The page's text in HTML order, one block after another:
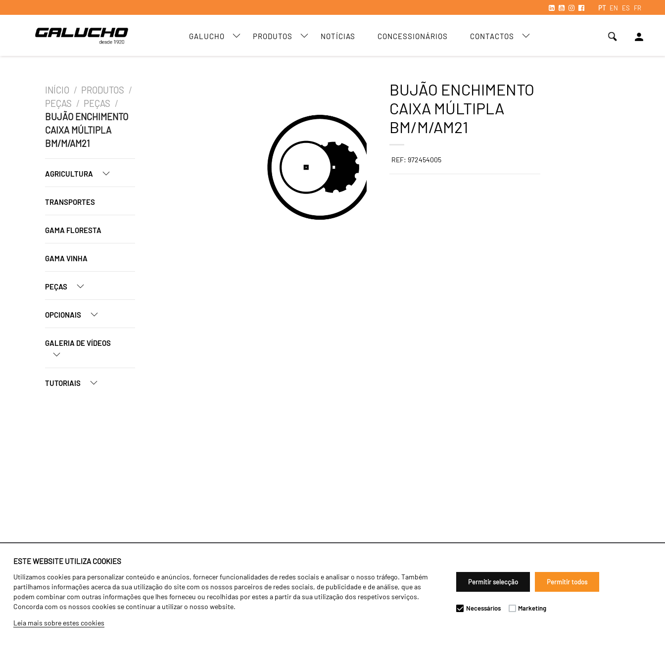
PT EN ES FR
GALUCHO PRODUTOS NOTÍCIAS CONCESSIONÁRIOS CONTACTOS person
ESTE WEBSITE UTILIZA COOKIES
Utilizamos cookies para personalizar conteúdo e anúncios, fornecer funcionalidades de redes sociais e analisar o nosso tráfego. Também
partilhamos informações acerca da sua utilização do site com os nossos parceiros de redes sociais, de publicidade e de análise, que as
podem combinar com outras informações que lhes forneceu ou recolhidas por estes a partir da sua utilização dos respetivos serviços.
Concorda com os nossos cookies se continuar a utilizar o nosso website.
Leia mais sobre estes cookies
Permitir selecção Permitir todos
Necessários Marketing
INÍCIO / PRODUTOS /
PEÇAS / PEÇAS /
BUJÃO ENCHIMENTO
CAIXA MÚLTIPLA
BM/M/AM21
AGRICULTURA
TRANSPORTES
GAMA FLORESTA
GAMA VINHA
PEÇAS
OPCIONAIS
GALERIA DE VÍDEOS
TUTORIAIS
BUJÃO ENCHIMENTO
CAIXA MÚLTIPLA
BM/M/AM21
REF: 972454005
Identidade
História
Fábrica / Produção
Recursos Humanos
Agricultura
Transportes
Gama Floresta
Notícias
Concessionários